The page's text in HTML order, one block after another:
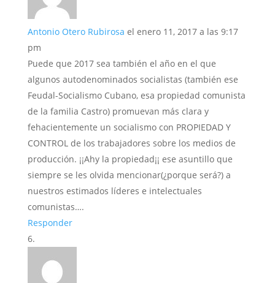
Antonio Otero Rubirosa el enero 11, 2017 a las 9:17
pm
Puede que 2017 sea también el año en el que
algunos autodenominados socialistas (también ese
Feudal-Socialismo Cubano, esa propiedad comunista
de la familia Castro) promuevan más clara y
fehacientemente un socialismo con PROPIEDAD Y
CONTROL de los trabajadores sobre los medios de
producción. ¡¡Ahy la propiedad¡¡ ese asuntillo que
siempre se les olvida mencionar(¿porque será?) a
nuestros estimados líderes e intelectuales
comunistas….
Responder